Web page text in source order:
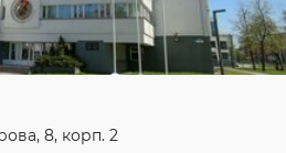
8, корп. 2